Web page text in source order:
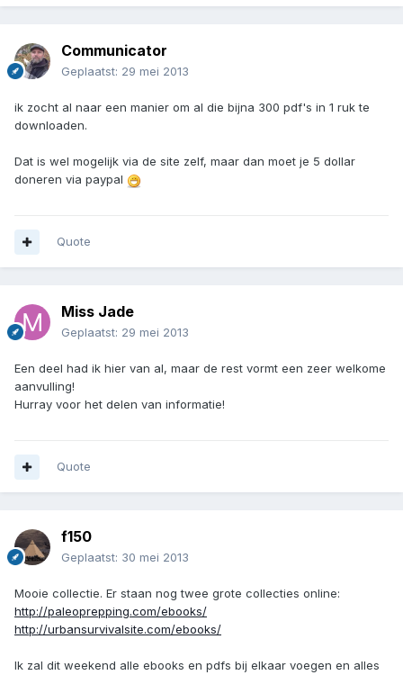
Communicator
Geplaatst: 29 mei 2013
ik zocht al naar een manier om al die bijna 300 pdf's in 1 ruk te
downloaden.
Dat is wel mogelijk via de site zelf, maar dan moet je 5 dollar
doneren via paypal
Quote
Miss Jade
Geplaatst: 29 mei 2013
Een deel had ik hier van al, maar de rest vormt een zeer welkome
aanvulling!
Hurray voor het delen van informatie!
Quote
f150
Geplaatst: 30 mei 2013
Mooie collectie. Er staan nog twee grote collecties online:
http://paleoprepping.com/ebooks/
http://urbansurvivalsite.com/ebooks/
Ik zal dit weekend alle ebooks en pdfs bij elkaar voegen en alles